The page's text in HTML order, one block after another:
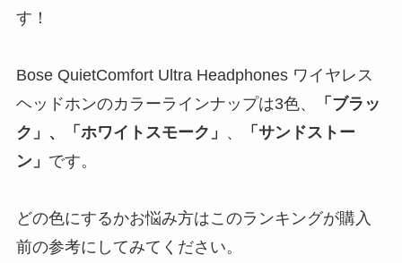
す！
Bose QuietComfort Ultra Headphones ワイヤレス
ヘッドホンのカラーラインナップは3色、
「ブラッ
ク」、「ホワイトスモーク」 、
「サンドストー
ン」 です。
どの色にするかお悩み方はこのランキングが購入
前の参考にしてみてください。